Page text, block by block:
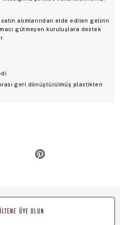
alımlarından elde edilen gelirin
gütmeyen kuruluşlara destek
geri dönüştürülmüş plastikten
ÜYE OLUN